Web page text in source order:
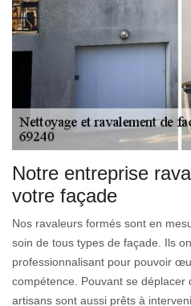
Notre entreprise
votre façade
Nos ravaleurs formés sont en
soin de tous types de façade. Ils
professionnalisant pour pouvoir
compétence. Pouvant se
artisans sont aussi prêts à